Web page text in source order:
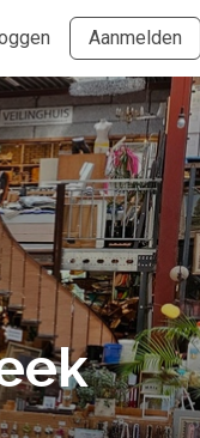
Voucher
Account en hulp
Start met leren
Inloggen
Meer
Blogs
Erkend NRTO lid
Talentbehoud
Voorwaarden
Veelgestelde
Aanmelden